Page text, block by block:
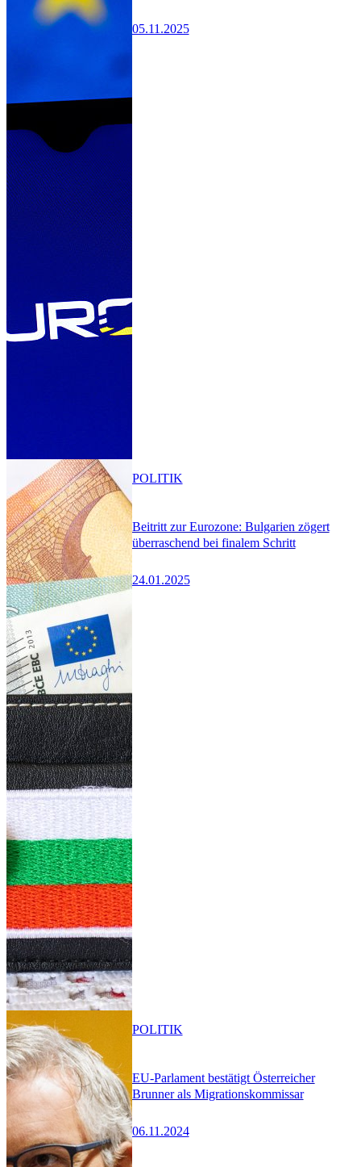
05.11.2025
Beitritt zur Eurozone: Bulgarien zögert
überraschend bei finalem Schritt
24.01.2025
POLITIK
EU-Parlament bestätigt Österreicher
Brunner als Migrationskommissar
06.11.2024
POLITIK